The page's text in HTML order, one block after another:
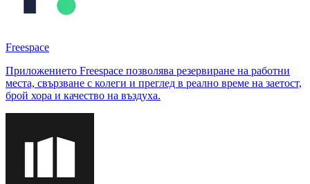
Freespace
Приложението Freespace позволява резервиране на работни
места, свързване с колеги и преглед в реално време на заетост,
брой хора и качество на въздуха.